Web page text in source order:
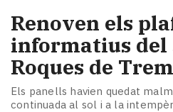
A
escena!
Dis
la
teva!
Subscriptors
Renoven els
informatius del
Roques de
Els panells havien quedat
continuada al sol i a la